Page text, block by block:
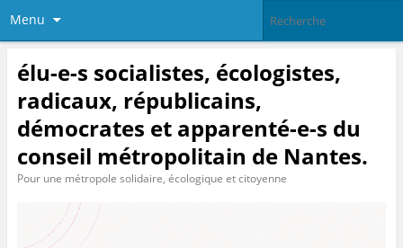
Menu
élu-e-s socialistes, écologistes,
radicaux, républicains,
démocrates et apparenté-e-s du
conseil métropolitain de Nantes.
Pour une métropole solidaire, écologique et citoyenne